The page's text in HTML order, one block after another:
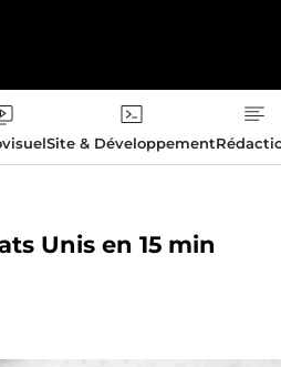
Site & Développement
Unis en 15 min